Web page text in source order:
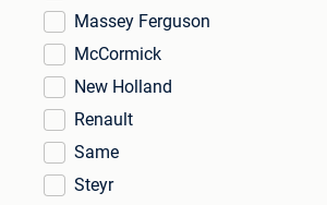
Massey Ferguson
McCormick
New Holland
Renault
Same
Steyr